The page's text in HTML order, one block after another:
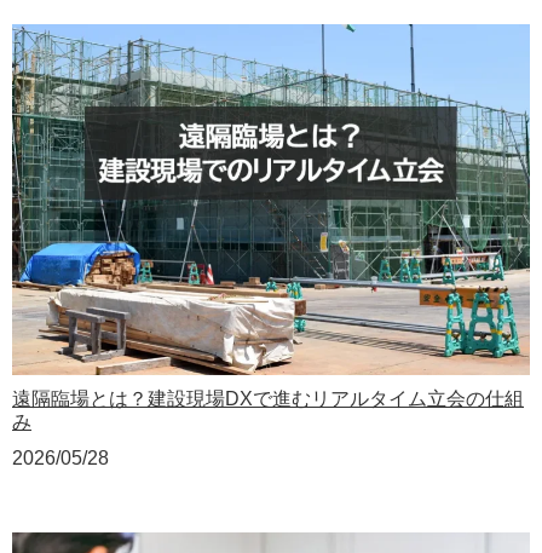
遠隔臨場とは？建設現場DXで進むリアルタイム立会の仕組
み
2026/05/28